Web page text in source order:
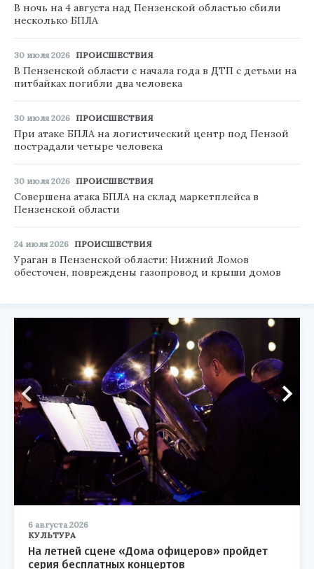
В ночь на 4 августа над Пензенской областью сбили
несколько БПЛА
30 июля 2026 ПРОИСШЕСТВИЯ
В Пензенской области с начала года в ДТП с детьми на
питбайках погибли два человека
30 июля 2026 ПРОИСШЕСТВИЯ
При атаке БПЛА на логистический центр под Пензой
пострадали четыре человека
30 июля 2026 ПРОИСШЕСТВИЯ
Совершена атака БПЛА на склад маркетплейса в
Пензенской области
24 июля 2026 ПРОИСШЕСТВИЯ
Ураган в Пензенской области: Нижний Ломов
обесточен, повреждены газопровод и крыши домов
6 августа 2026
КУЛЬТУРА
На летней сцене «Дома офицеров» пройдет
серия бесплатных концертов